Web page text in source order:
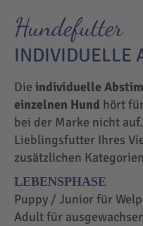
Hundefutter
INDIVIDUELLE
Die individuelle
einzelnen Hund hört
bei der Marke nicht
Lieblingsfutter Ihres
zusätzlichen
LEBENSPHASE
Puppy / Junior für
Adult für